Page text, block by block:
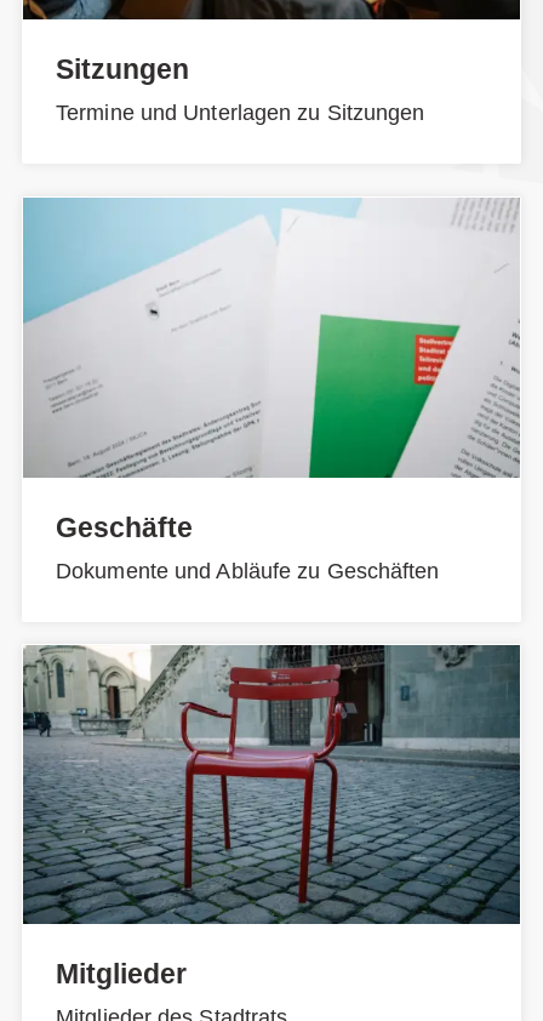
Sitzungen
Termine und Unterlagen zu Sitzungen
Geschäfte
Dokumente und Abläufe zu Geschäften
Mitglieder